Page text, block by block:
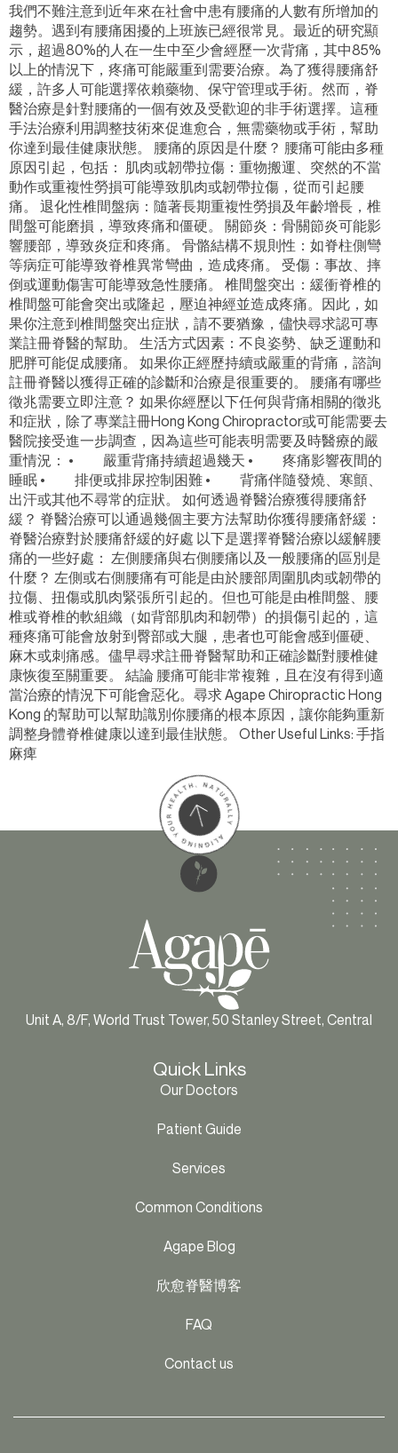
我們不難注意到近年來在社會中患有腰痛的人數有所增加的
趨勢。遇到有腰痛困擾的上班族已經很常見。最近的研究顯
示，超過80%的人在一生中至少會經歷一次背痛，其中85%
以上的情況下，疼痛可能嚴重到需要治療。為了獲得腰痛舒
緩，許多人可能選擇依賴藥物、保守管理或手術。然而，脊
醫治療是針對腰痛的一個有效及受歡迎的非手術選擇。這種
手法治療利用調整技術來促進愈合，無需藥物或手術，幫助
你達到最佳健康狀態。 腰痛的原因是什麼？ 腰痛可能由多種
原因引起，包括： 肌肉或韌帶拉傷：重物搬運、突然的不當
動作或重複性勞損可能導致肌肉或韌帶拉傷，從而引起腰
痛。 退化性椎間盤病：隨著長期重複性勞損及年齡增長，椎
間盤可能磨損，導致疼痛和僵硬。 關節炎：骨關節炎可能影
響腰部，導致炎症和疼痛。 骨骼結構不規則性：如脊柱側彎
等病症可能導致脊椎異常彎曲，造成疼痛。 受傷：事故、摔
倒或運動傷害可能導致急性腰痛。 椎間盤突出：緩衝脊椎的
椎間盤可能會突出或隆起，壓迫神經並造成疼痛。因此，如
果你注意到椎間盤突出症狀，請不要猶豫，儘快尋求認可專
業註冊脊醫的幫助。 生活方式因素：不良姿勢、缺乏運動和
肥胖可能促成腰痛。 如果你正經歷持續或嚴重的背痛，諮詢
註冊脊醫以獲得正確的診斷和治療是很重要的。 腰痛有哪些
徵兆需要立即注意？ 如果你經歷以下任何與背痛相關的徵兆
和症狀，除了專業註冊Hong Kong Chiropractor或可能需要去
醫院接受進一步調查，因為這些可能表明需要及時醫療的嚴
重情況： • 嚴重背痛持續超過幾天 • 疼痛影響夜間的
睡眠 • 排便或排尿控制困難 • 背痛伴隨發燒、寒顫、
出汗或其他不尋常的症狀。 如何透過脊醫治療獲得腰痛舒
緩？ 脊醫治療可以通過幾個主要方法幫助你獲得腰痛舒緩：
脊醫治療對於腰痛舒緩的好處 以下是選擇脊醫治療以緩解腰
痛的一些好處： 左側腰痛與右側腰痛以及一般腰痛的區別是
什麼？ 左側或右側腰痛有可能是由於腰部周圍肌肉或韌帶的
拉傷、扭傷或肌肉緊張所引起的。但也可能是由椎間盤、腰
椎或脊椎的軟組織（如背部肌肉和韌帶）的損傷引起的，這
種疼痛可能會放射到臀部或大腿，患者也可能會感到僵硬、
麻木或刺痛感。儘早尋求註冊脊醫幫助和正確診斷對腰椎健
康恢復至關重要。 結論 腰痛可能非常複雜，且在沒有得到適
當治療的情況下可能會惡化。尋求 Agape Chiropractic Hong
Kong 的幫助可以幫助識別你腰痛的根本原因，讓你能夠重新
調整身體脊椎健康以達到最佳狀態。 Other Useful Links: 手指
麻痺
Unit A, 8/F, World Trust Tower, 50 Stanley Street, Central
Quick Links
Our Doctors
Patient Guide
Services
Common Conditions
Agape Blog
欣愈脊醫博客
FAQ
Contact us